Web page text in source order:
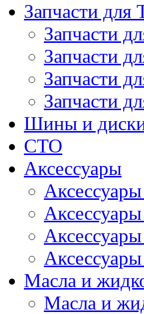
Запчасти для
Запчасти
Запчасти
Запчасти
Запчасти
Шины и
СТО
Аксессуары
Масла и
Масла и